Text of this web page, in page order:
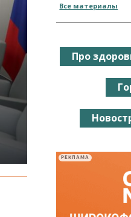
Все материалы
Про
РЕКЛАМА